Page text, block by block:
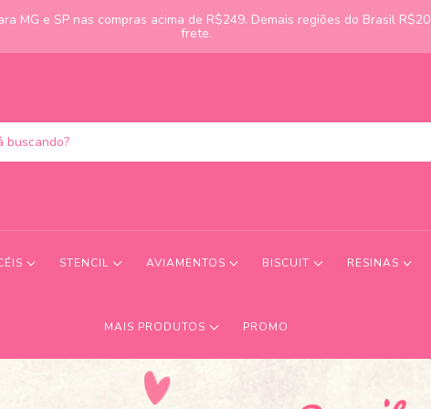
MG e SP nas compras acima de R$249. Demais regiões do Brasil R$20
frete.
STENCIL AVIAMENTOS BISCUIT RESINAS
MAIS PRODUTOS PROMO